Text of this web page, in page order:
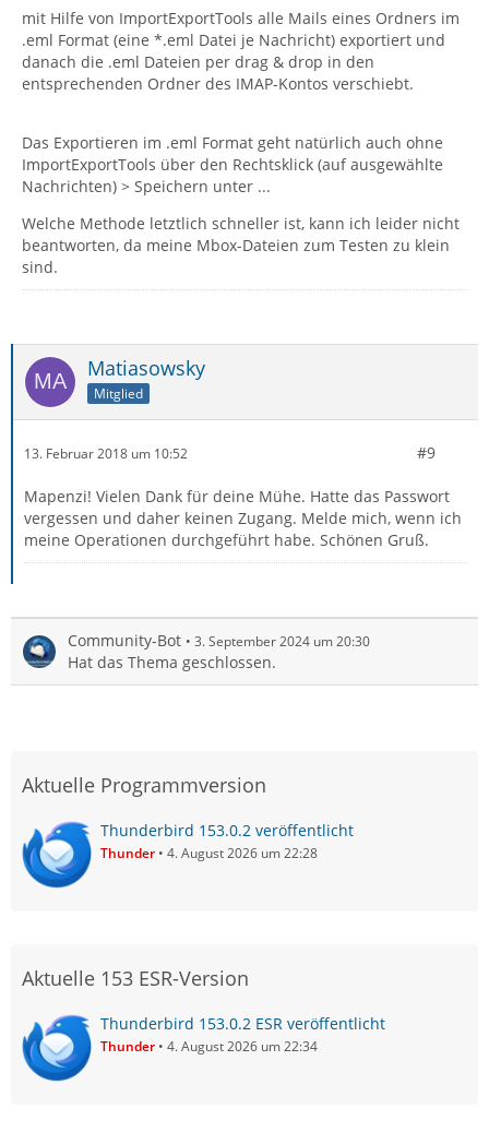
mit Hilfe von ImportExportTools alle Mails eines Ordners im
.eml Format (eine *.eml Datei je Nachricht) exportiert und
danach die .eml Dateien per drag & drop in den
entsprechenden Ordner des IMAP-Kontos verschiebt.
Das Exportieren im .eml Format geht natürlich auch ohne
ImportExportTools über den Rechtsklick (auf ausgewählte
Nachrichten) > Speichern unter ...
Welche Methode letztlich schneller ist, kann ich leider nicht
beantworten, da meine Mbox-Dateien zum Testen zu klein
sind.
Matiasowsky
Mitglied
13. Februar 2018 um 10:52 #9
Mapenzi! Vielen Dank für deine Mühe. Hatte das Passwort
vergessen und daher keinen Zugang. Melde mich, wenn ich
meine Operationen durchgeführt habe. Schönen Gruß.
Community-Bot 3. September 2024 um 20:30
Hat das Thema geschlossen.
Aktuelle Programmversion
Thunderbird 153.0.2 veröffentlicht
Thunder 4. August 2026 um 22:28
Aktuelle 153 ESR-Version
Thunderbird 153.0.2 ESR veröffentlicht
Thunder 4. August 2026 um 22:34